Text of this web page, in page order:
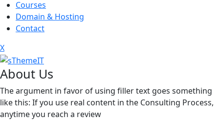
Courses
Domain & Hosting
Contact
X
About Us
The argument in favor of using filler text goes something
like this: If you use real content in the Consulting Process,
anytime you reach a review